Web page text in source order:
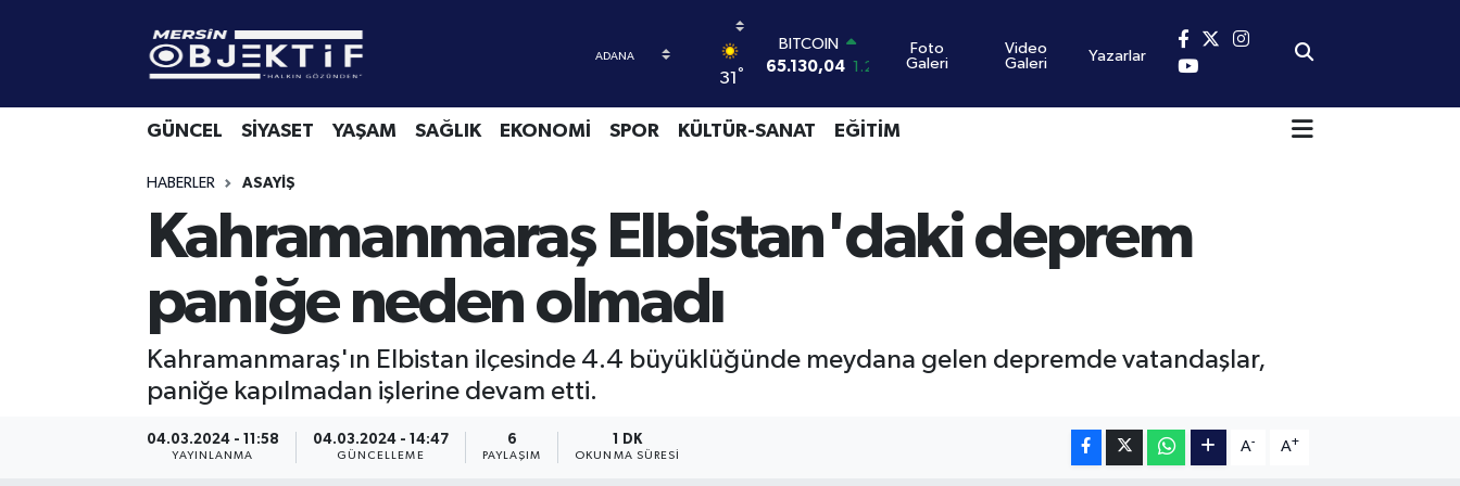
31 °
65.130,04
DOLAR
55,1652
0.27
GRAM ALTIN
6618.49
2.12
BİST100
Foto
Galeri
Video
Galeri
Yazarlar
GÜNCEL SİYASET YAŞAM SAĞLIK EKONOMİ SPOR KÜLTÜR-SANAT EĞİTİM
HABERLER ASAYIŞ
Kahramanmaraş Elbistan'daki deprem
paniğe neden olmadı
Kahramanmaraş'ın Elbistan ilçesinde 4.4 büyüklüğünde meydana gelen depremde vatandaşlar,
paniğe kapılmadan işlerine devam etti.
04.03.2024 - 11:58
YAYINLANMA
04.03.2024 - 14:47
GÜNCELLEME
6
PAYLAŞIM
1 DK
OKUNMA SÜRESI
A- A+
Mersin Hava Durumu
Mersin Trafik Yoğunluk Haritası
Süper Lig Puan Durumu ve Fikstür
Tüm Manşetler
Son Dakika Haberleri
Haber Arşivi